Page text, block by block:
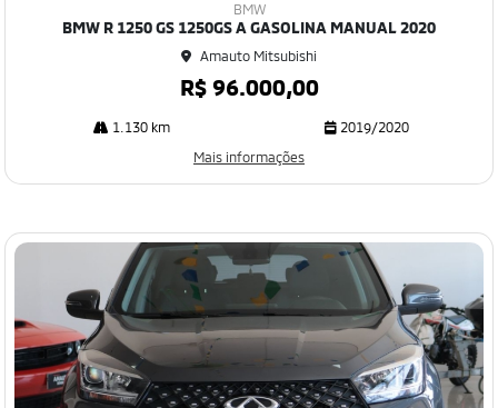
BMW
BMW R 1250 GS 1250GS A GASOLINA MANUAL 2020
Amauto Mitsubishi
R$ 96.000,00
1.130 km
2019/2020
Mais informações